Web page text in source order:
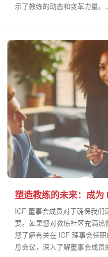
示了教练的动态和变革力量。
塑造教练的未来：成为
ICF 董事会成员对于确保我
要。如果您对教练社区充满
您了解有关在 ICF 理事会任
息会议，深入了解董事会成